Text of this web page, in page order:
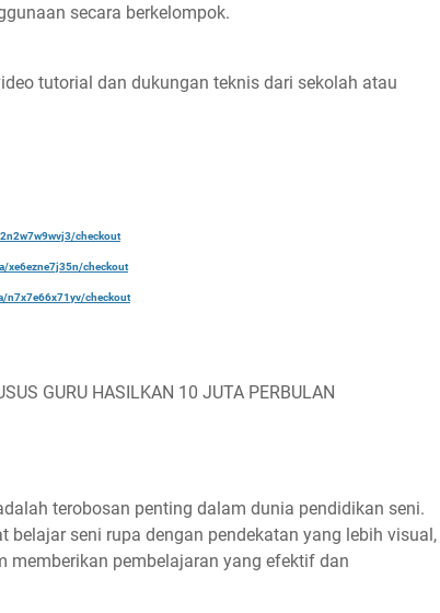
secara berkelompok.
tutorial dan dukungan teknis dari sekolah atau
checkout
xe6ezne7j35n/checkout
n7x7e66x71yv/checkout
GURU HASILKAN 10 JUTA PERBULAN
terobosan penting dalam dunia pendidikan seni.
seni rupa dengan pendekatan yang lebih visual,
memberikan pembelajaran yang efektif dan